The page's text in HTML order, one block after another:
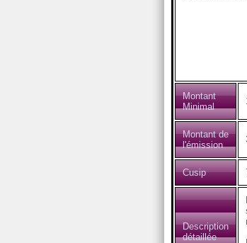
Montant
Minimal
Montant de
l'émission
Cusip
Description
détaillée